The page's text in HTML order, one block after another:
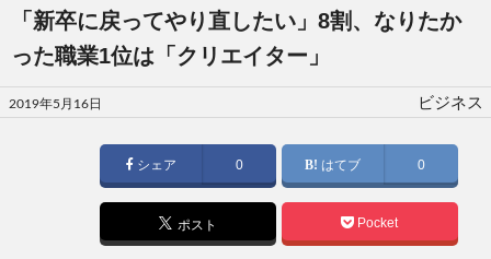
「新卒に戻ってやり直したい」8割、なりたか
った職業1位は「クリエイター」
投
稿
2019年5月16日 ビジネス
シェア 0 はてブ 0
ポスト Pocket